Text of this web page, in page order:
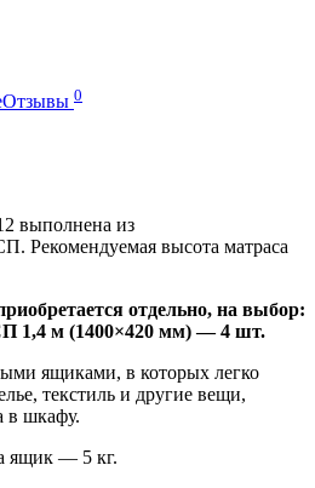
Отзывы 0
выполнена из
Рекомендуемая высота матраса
отдельно, на выбор:
1,4 м (1400×420 мм) — 4 шт.
ящиками, в которых легко
текстиль и другие вещи,
в шкафу.
ящик — 5 кг.